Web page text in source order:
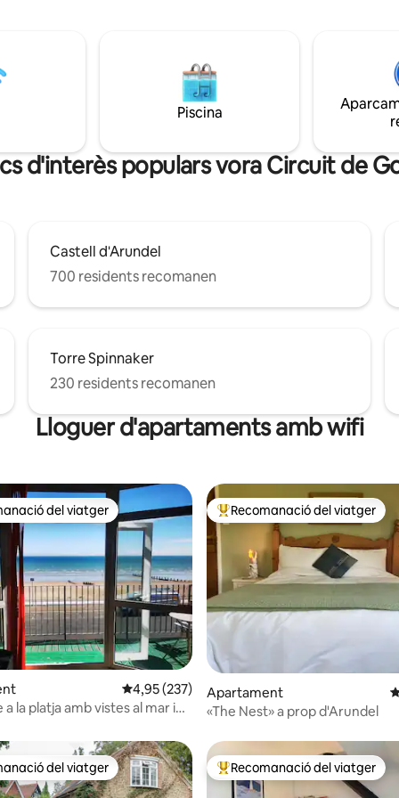
mar.
Piscina
d'interès populars vora Circuit de
Castell d'Arundel
700 residents recomanen
Torre Spinnaker
230 residents recomanen
Lloguer d'apartaments amb wifi
d'un total de 5; 432 avaluacions
recomanacions dels viatgers
del viatger
4,95 de puntuació mitjana d'un total de 5;
4,95 (237)
a la platja amb vistes al mar i
Principals recomanacions dels
Recomanació del viatger
Apartament
«The Nest» a prop d'Arundel
recomanacions dels viatgers
del viatger Principals recomanacions dels
Recomanació del viatger